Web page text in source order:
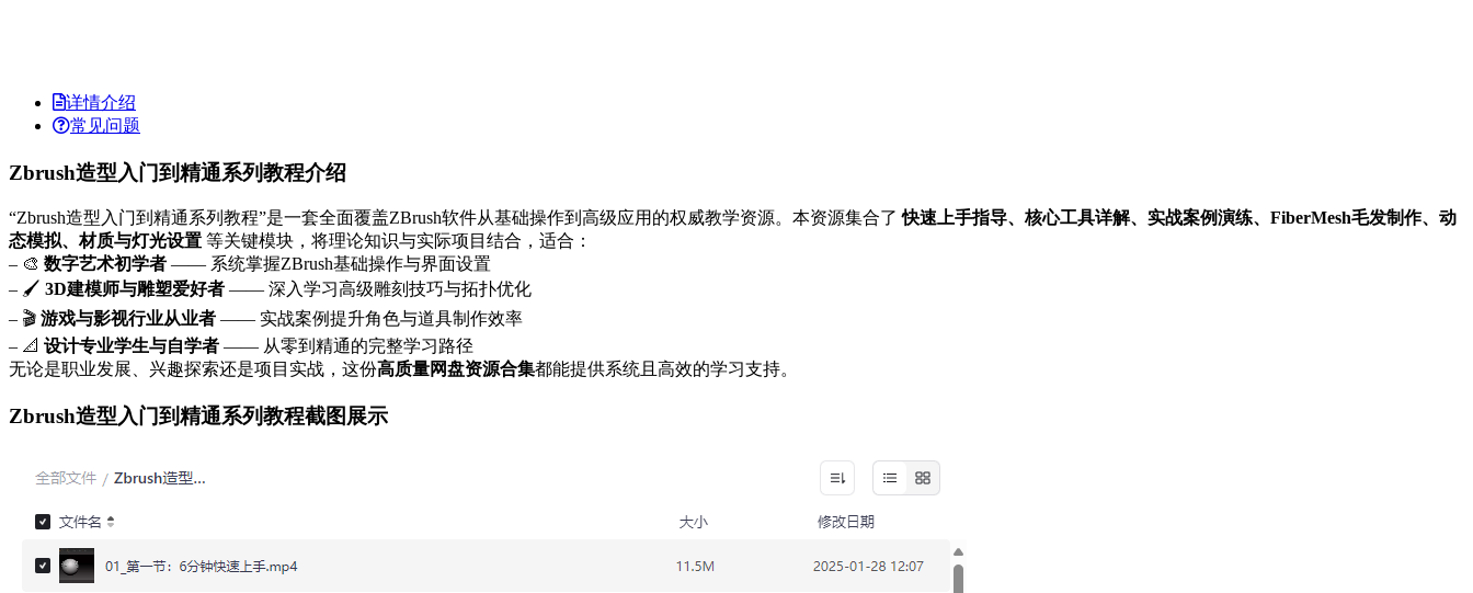
详情介绍
常见问题
Zbrush造型入门到精通系列教程介绍
“Zbrush造型入门到精通系列教程”是一套全面覆盖ZBrush软件从基础操作到高级应用的权威教学资源。本资源集合了快速上手指导、核心工具详解、实战案例演练、FiberMesh毛发制作、动
态模拟、材质与灯光设置 等关键模块，将理论知识与实际项目结合，适合：
– 🎨 数字艺术初学者 —— 系统掌握ZBrush基础操作与界面设置
– 🖌️ 3D建模师与雕塑爱好者 —— 深入学习高级雕刻技巧与拓扑优化
– 🎬 游戏与影视行业从业者 —— 实战案例提升角色与道具制作效率
– 📐 设计专业学生与自学者 —— 从零到精通的完整学习路径
无论是职业发展、兴趣探索还是项目实战，这份高质量网盘资源合集都能提供系统且高效的学习支持。
Zbrush造型入门到精通系列教程截图展示